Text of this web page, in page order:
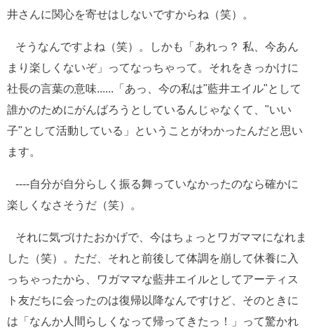
井さんに関心を寄せはしないですからね（笑）。
そうなんですよね（笑）。しかも「あれっ？ 私、今あん
まり楽しくないぞ」ってなっちゃって。それをきっかけに
社長の言葉の意味......「あっ、今の私は"藍井エイル"として
誰かのためにがんばろうとしているんじゃなくて、"いい
子"として活動している」ということがわかったんだと思い
ます。
----自分が自分らしく振る舞っていなかったのなら確かに
楽しくなさそうだ（笑）。
それに気づけたおかげで、今はちょっとワガママになれま
した（笑）。ただ、それと前後して体調を崩して休養に入
っちゃったから、ワガママな藍井エイルとしてアーティス
ト友だちに会ったのは復帰以降なんですけど、そのときに
は「なんか人間らしくなって帰ってきたっ！」って驚かれ